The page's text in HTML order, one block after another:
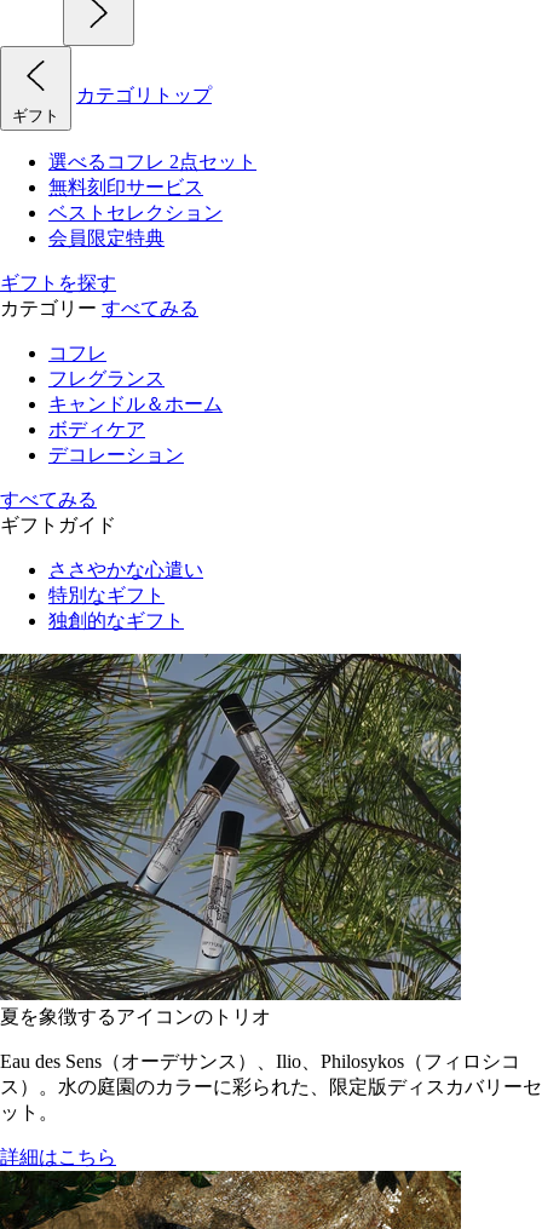
ギフト
カテゴリトップ
選べるコフレ 2点セット
無料刻印サービス
ベストセレクション
会員限定特典
ギフトを探す
カテゴリー すべてみる
コフレ
フレグランス
キャンドル＆ホーム
ボディケア
デコレーション
すべてみる
ギフトガイド
ささやかな心遣い
特別なギフト
独創的なギフト
夏を象徴するアイコンのトリオ
Eau des Sens（オーデサンス）、Ilio、Philosykos（フィロシコ
ス）。水の庭園のカラーに彩られた、限定版ディスカバリーセ
ット。
詳細はこちら